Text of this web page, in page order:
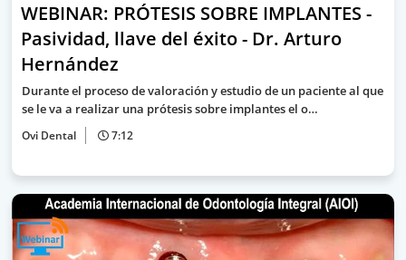
WEBINAR: PRÓTESIS SOBRE IMPLANTES -
Pasividad, llave del éxito - Dr. Arturo
Hernández
Durante el proceso de valoración y estudio de un paciente al que
se le va a realizar una prótesis sobre implantes el o…
Ovi Dental 7:12